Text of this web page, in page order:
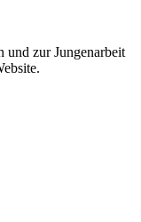
und zur Jungenarbeit